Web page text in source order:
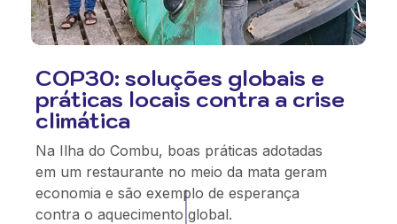
COP30: soluções globais e
práticas locais contra a crise
climática
Na Ilha do Combu, boas práticas adotadas
em um restaurante no meio da mata geram
economia e são exemplo de esperança
contra o aquecimento global.